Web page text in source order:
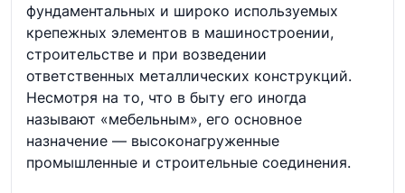
фундаментальных и широко используемых
крепежных элементов в машиностроении,
строительстве и при возведении
ответственных металлических конструкций.
Несмотря на то, что в быту его иногда
называют «мебельным», его основное
назначение — высоконагруженные
промышленные и строительные соединения.